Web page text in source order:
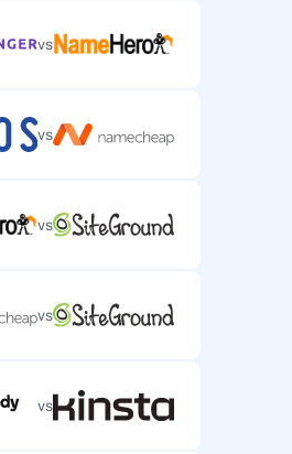
vs
vs
vs
vs
vs